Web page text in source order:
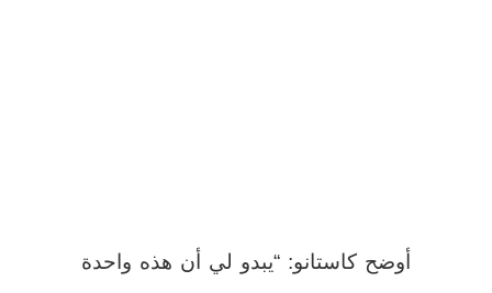
أوضح كاستانو: “يبدو لي أن هذه واحدة